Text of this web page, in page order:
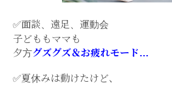
✅面談、遠足、運動会
子どももママも
夕方グズグズ＆お疲れモード…
✅夏休みは動けたけど、